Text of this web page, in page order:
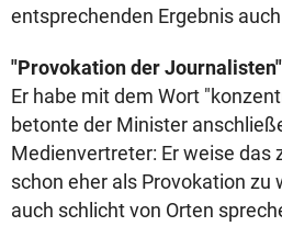
entsprechenden Ergebnis
"Provokation der Journalisten"
Er habe mit dem Wort
betonte der Minister
Medienvertreter: Er weise das
schon eher als Provokation zu
auch schlicht von Orten